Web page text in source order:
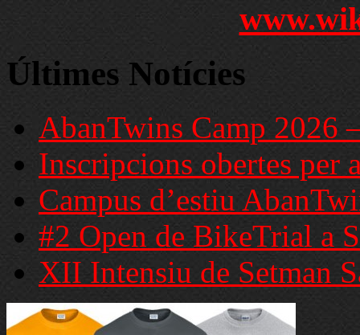
Últimes Notícies
AbanTwins Camp 2026
Inscripcions obertes per
Campus d’estiu
#2 Open de BikeTrial a
XII Intensiu de Setman